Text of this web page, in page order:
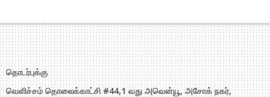
தொடர்புக்கு
வெளிச்சம் தொலைக்காட்சி #44,1 வது அவென்யூ, அசோக் நகர்,